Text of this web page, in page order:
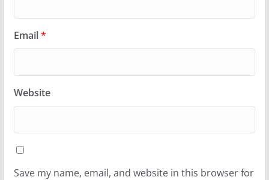
Email*
Website
Save my name, email, and website in this browser for